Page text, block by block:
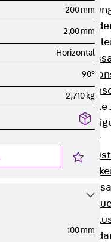
Zurück
Zurück
Winkelkonsole
Brüstungsanker
Zurück
Attika-
200 mm
2,00 mm
Horizontal
90°
2,710 kg
100 mm